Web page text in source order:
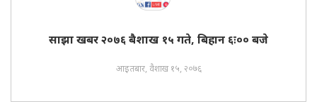
साझा खबर २०७६ बैशाख १५ गते, बिहान ६ः०० बजे
आइतबार, वैशाख १५, २०७६